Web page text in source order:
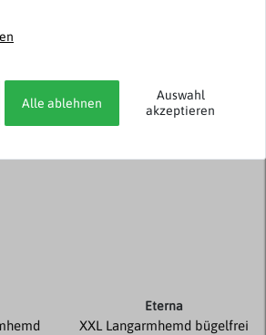
Eterna
XXL Langarmhemd bügelfrei
Alle ablehnen
Auswahl
akzeptieren